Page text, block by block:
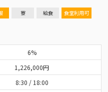
寮 給食
食堂利用可
6%
1,226,000円
8:30 / 18:00